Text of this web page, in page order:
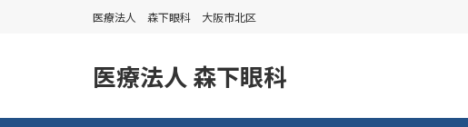
医療法人 森下眼科 大阪市北区
医療法人 森下眼科